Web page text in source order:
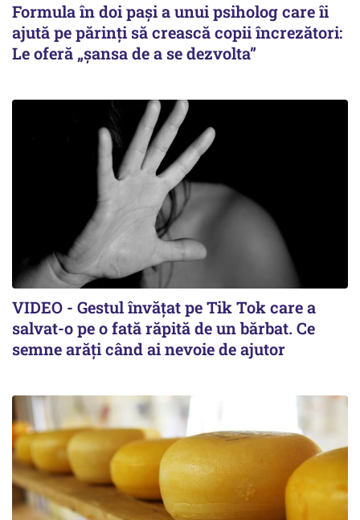
Formula în doi pași a unui psiholog care îi
ajută pe părinți să crească copii încrezători:
Le oferă „șansa de a se dezvolta”
VIDEO - Gestul învățat pe Tik Tok care a
salvat-o pe o fată răpită de un bărbat. Ce
semne arăți când ai nevoie de ajutor